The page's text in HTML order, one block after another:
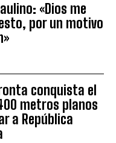
«Dios me
por un motivo
conquista el
metros planos
a República